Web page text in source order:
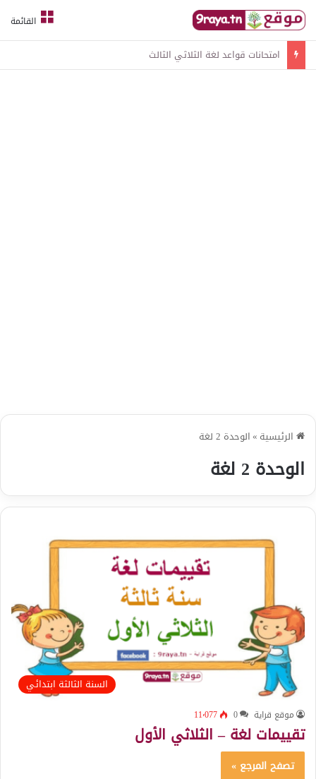
القائمة
امتحانات قواعد لغة الثلاثي الثالث
الرئيسية »الوحدة 2 لغة
الوحدة 2 لغة
السنة الثالثة ابتدائي
موقع قراية 0 11٬077
تقييمات لغة – الثلاثي الأول
تصفح المرجع »